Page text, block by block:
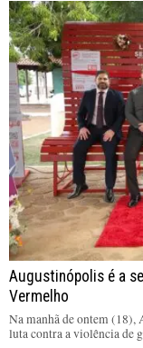
Augustinópolis é a
Vermelho
Na manhã de ontem (18),
luta contra a violência de